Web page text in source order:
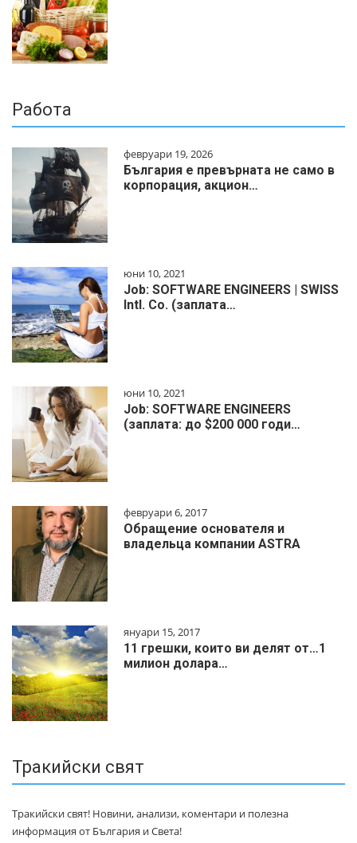
Работа
февруари 19, 2026
България е превърната не само в
корпорация, акцион…
юни 10, 2021
Job: SOFTWARE ENGINEERS | SWISS
Intl. Co. (заплата…
юни 10, 2021
Job: SOFTWARE ENGINEERS
(заплата: до $200 000 годи…
февруари 6, 2017
Обращение основателя и
владельца компании ASTRA
януари 15, 2017
11 грешки, които ви делят от…1
милиoн дoлapa…
Тракийски свят
Тракийски свят! Новини, анализи, коментари и полезна
информация от България и Света!